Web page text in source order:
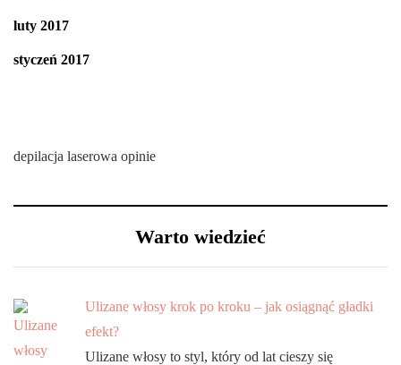
luty 2017
styczeń 2017
depilacja laserowa opinie
Warto wiedzieć
Ulizane włosy krok po kroku – jak osiągnąć gładki
efekt?
Ulizane włosy to styl, który od lat cieszy się